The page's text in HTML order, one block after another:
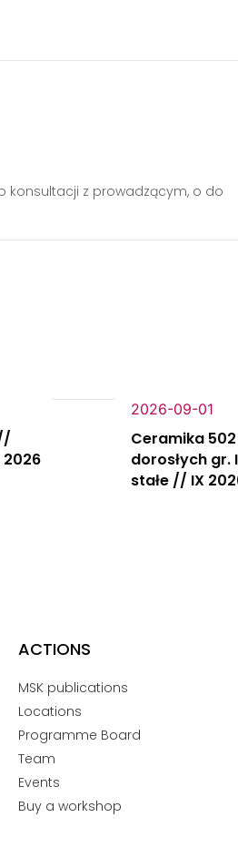
z prowadzącym, o
2026
2026-09-01
Ceramika
dorosłych
stałe // IX
ACTIONS
MSK publications
Locations
Programme Board
Team
Events
Buy a workshop